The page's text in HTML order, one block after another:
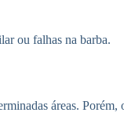
ou falhas na barba.
áreas. Porém,